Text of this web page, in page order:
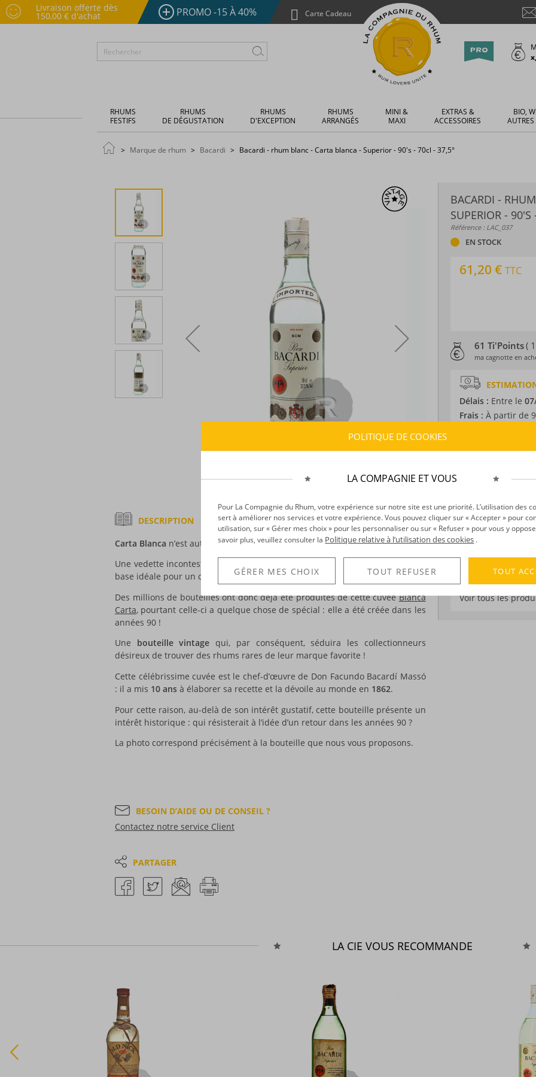
Livraison offerte dès
150,00 € d'achat PROMO -15 À 40% Carte Cadeau
RHUMS
FESTIFS
RHUMS
DE DÉGUSTATION
RHUMS
D'EXCEPTION
RHUMS
ARRANGÉS
MINI &
MAXI
EXTRAS &
ACCESSOIRES
BIO,
Marque de rhum Bacardi Bacardi - rhum blanc - Carta blanca - Superior - 90's - 70cl - 37,5°
BACARDI -
SUPERIOR - 90'S
Référence : LAC_037
EN STOCK
61,20 € TTC
61 Ti'Points(
ma cagnotte en
Délais : Entre le
Frais : À partir de
Provenance :
Volume :70CL
Degré :37.5°
Edition :
Voir tous les
DESCRIPTION
Carta Blanca n’est autre que le rhum le plus vendu au monde !
Une vedette incontestée dans le domaine des rhums blancs légers et festifs,
base idéale pour un cocktail… en particulier le mojito.
Des millions de bouteilles ont donc déjà été produites de cette cuvéeBlanca
Carta, pourtant celle-ci a quelque chose de spécial : elle a été créée dans les
années 90 !
Une bouteille vintage qui, par conséquent, séduira les collectionneurs
désireux de trouver des rhums rares de leur marque favorite !
Cette célébrissime cuvée est le chef-d’œuvre de Don Facundo Bacardí Massó
: il a mis 10 ans à élaborer sa recette et la dévoile au monde en 1862.
Pour cette raison, au-delà de son intérêt gustatif, cette bouteille présente un
intérêt historique : qui résisterait à l’idée d’un retour dans les années 90 ?
La photo correspond précisément à la bouteille que nous vous proposons.
BESOIN D’AIDE OU DE CONSEIL ?
Contactez notre service Client
PARTAGER
LA CIE VOUS RECOMMANDE
POLITIQUE DE COOKIES
LA COMPAGNIE ET VOUS
Pour La Compagnie du Rhum, votre expérience sur notre site est une priorité. L’utilisation des
sert à améliorer nos services et votre expérience. Vous pouvez cliquer sur « Accepter » pour
utilisation, sur « Gérer mes choix » pour les personnaliser ou sur « Refuser » pour vous y
savoir plus, veuillez consulter la Politique relative à l’utilisation des cookies .
GÉRER MES CHOIX TOUT REFUSER TOUT